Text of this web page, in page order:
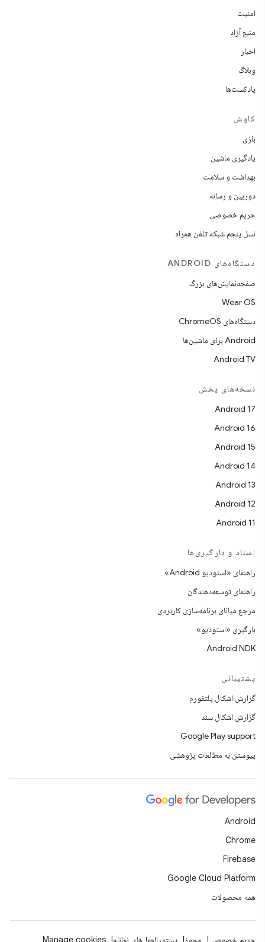
امنیت
منبع آزاد
اخبار
وبلاگ
پادکست‌ها
کاوش
بازی
یادگیری ماشین
بهداشت و سلامت
دوربین و رسانه
حریم خصوصی
نسل پنجم شبکه تلفن همراه
دستگاه‌های ANDROID
صفحه‌نمایش‌های بزرگ
Wear OS
دستگاه‌های ChromeOS
Android برای ماشین‌ها
Android TV
نسخه‌های پخش
Android 17
Android 16
Android 15
Android 14
Android 13
Android 12
Android 11
اسناد و بارگیری‌ها
راهنمای «استودیو Android»
راهنمای توسعه‌دهندگان
مرجع میانای برنامه‌سازی کاربردی
بارگیری «استودیو»
Android NDK
پشتیبانی
گزارش اشکال پلتفورم
گزارش اشکال سند
Google Play support
پیوستن به مطالعات پژوهشی
Android
Chrome
Firebase
Google Cloud Platform
همه محصولات
حریم خصوصی مجوز دستورالعمل‌های نمانام Manage cookies